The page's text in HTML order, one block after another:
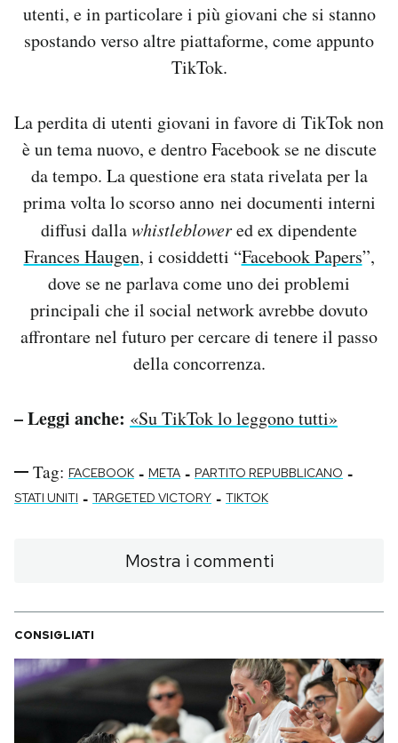
utenti, e in particolare i più giovani che si stanno
spostando verso altre piattaforme, come appunto
TikTok.
La perdita di utenti giovani in favore di TikTok non
è un tema nuovo, e dentro Facebook se ne discute
da tempo. La questione era stata rivelata per la
prima volta lo scorso anno nei documenti interni
diffusi dallawhistleblowered ex dipendente
Frances Haugen, i cosiddetti “Facebook Papers”,
dove se ne parlava come uno dei problemi
principali che il social network avrebbe dovuto
affrontare nel futuro per cercare di tenere il passo
della concorrenza.
– Leggi anche: «Su TikTok lo leggono tutti»
Tag: FACEBOOK - META - PARTITO REPUBBLICANO -
STATI UNITI - TARGETED VICTORY - TIKTOK
Mostra i commenti
CONSIGLIATI